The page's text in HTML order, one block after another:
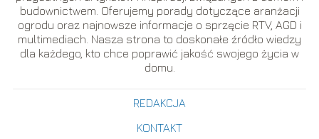
budownictwem. Oferujemy porady dotyczące aranżacji
ogrodu oraz najnowsze informacje o sprzęcie RTV, AGD i
multimediach. Nasza strona to doskonałe źródło wiedzy
dla każdego, kto chce poprawić jakość swojego życia w
domu.
REDAKCJA
KONTAKT